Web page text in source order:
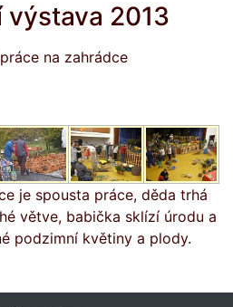
výstava 2013
na zahrádce
je spousta práce, děda trhá
větve, babička sklízí úrodu a
podzimní květiny a plody.